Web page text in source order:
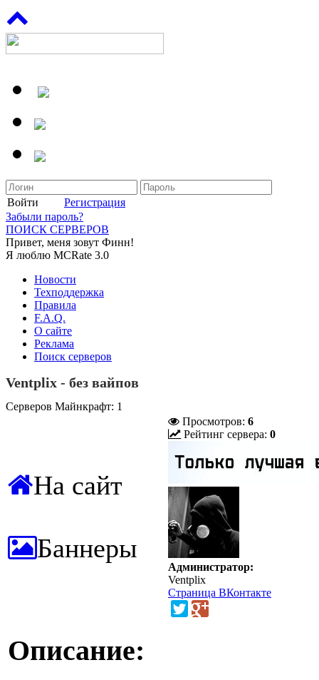
Войти
Регистрация
Забыли пароль?
ПОИСК СЕРВЕРОВ
Привет, меня зовут Финн!
Я люблю MCRate 3.0
Новости
Техподдержка
Правила
F.A.Q.
О сайте
Реклама
Поиск серверов
Ventplix - без вайпов
Серверов Майнкрафт: 1
На сайт
Баннеры
Просмотров: 6
Рейтинг сервера: 0
Администратор:
Ventplix
Страница ВКонтакте
Описание: